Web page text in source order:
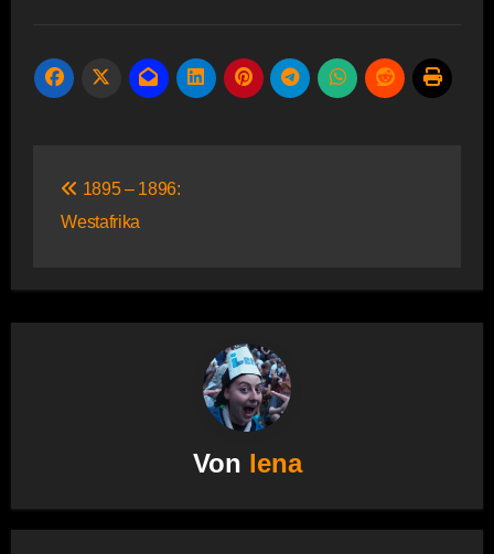
1895 – 1896:
Westafrika
Von lena